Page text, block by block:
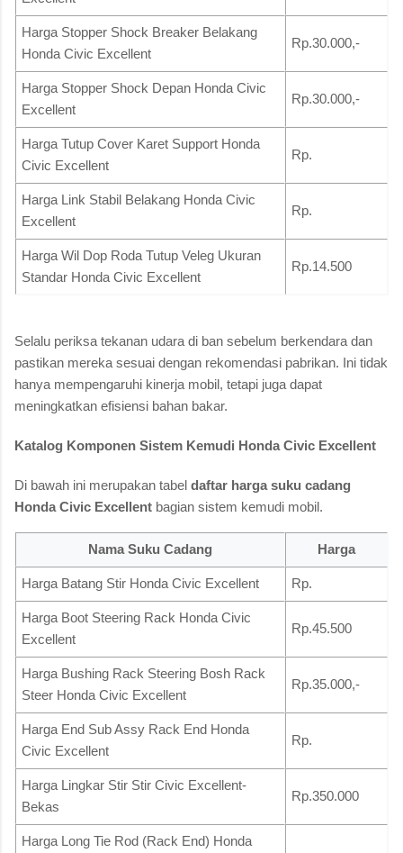
Harga Stopper Shock Breaker Belakang
Honda Civic Excellent
Rp.30.000,-
Harga Stopper Shock Depan Honda Civic
Excellent
Rp.30.000,-
Harga Tutup Cover Karet Support Honda
Civic Excellent
Rp.
Harga Link Stabil Belakang Honda Civic
Excellent
Rp.
Harga Wil Dop Roda Tutup Veleg Ukuran
Standar Honda Civic Excellent
Rp.14.500
Selalu periksa tekanan udara di ban sebelum berkendara dan
pastikan mereka sesuai dengan rekomendasi pabrikan. Ini tidak
hanya mempengaruhi kinerja mobil, tetapi juga dapat
meningkatkan efisiensi bahan bakar.
Katalog Komponen Sistem Kemudi Honda Civic Excellent
Di bawah ini merupakan tabel daftar harga suku cadang
Honda Civic Excellent bagian sistem kemudi mobil.
Nama Suku Cadang Harga
Harga Batang Stir Honda Civic Excellent Rp.
Harga Boot Steering Rack Honda Civic
Excellent
Rp.45.500
Harga Bushing Rack Steering Bosh Rack
Steer Honda Civic Excellent
Rp.35.000,-
Harga End Sub Assy Rack End Honda
Civic Excellent
Rp.
Harga Lingkar Stir Stir Civic Excellent-
Bekas
Rp.350.000
Harga Long Tie Rod (Rack End) Honda